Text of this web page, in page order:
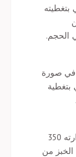
الحجم.
في صورة
ضعي رغيف الخبز في فرن درجة حرارته 350
أخرجي الخبز من